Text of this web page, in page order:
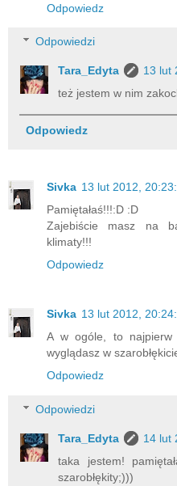
Odpowiedz
Odpowiedzi
Tara_Edyta
13 lut
też jestem w nim
Odpowiedz
Sivka 13 lut 2012,
Pamiętałaś!!!:D :D
Zajebiście masz na
klimaty!!!
Odpowiedz
Sivka 13 lut 2012,
A w ogóle, to najpierw
wyglądasz w
Odpowiedz
Odpowiedzi
Tara_Edyta
14 lut
taka jestem!
szarobłękity;)))